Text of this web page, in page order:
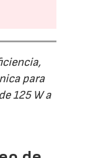
para
125 W a